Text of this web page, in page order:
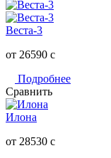
Веста-3
от 26590 c
Подробнее
Сравнить
Илона
от 28530 c